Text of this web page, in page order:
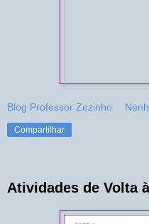
Blog Professor Zezinho
Compartilhar
Atividades de Volta